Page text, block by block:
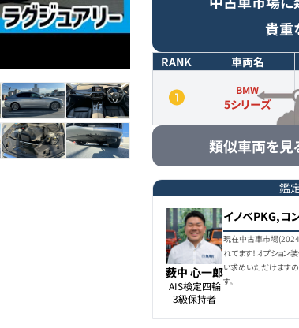
貴重
RANK 車両名
BMW
5シリーズ
類似車両を見
鑑
薮中 心一郎
AIS検定四輪
3級保持者
イノベPKG,コ
現在中古車市場
れてます！オプショ
い求めいただけます
す。